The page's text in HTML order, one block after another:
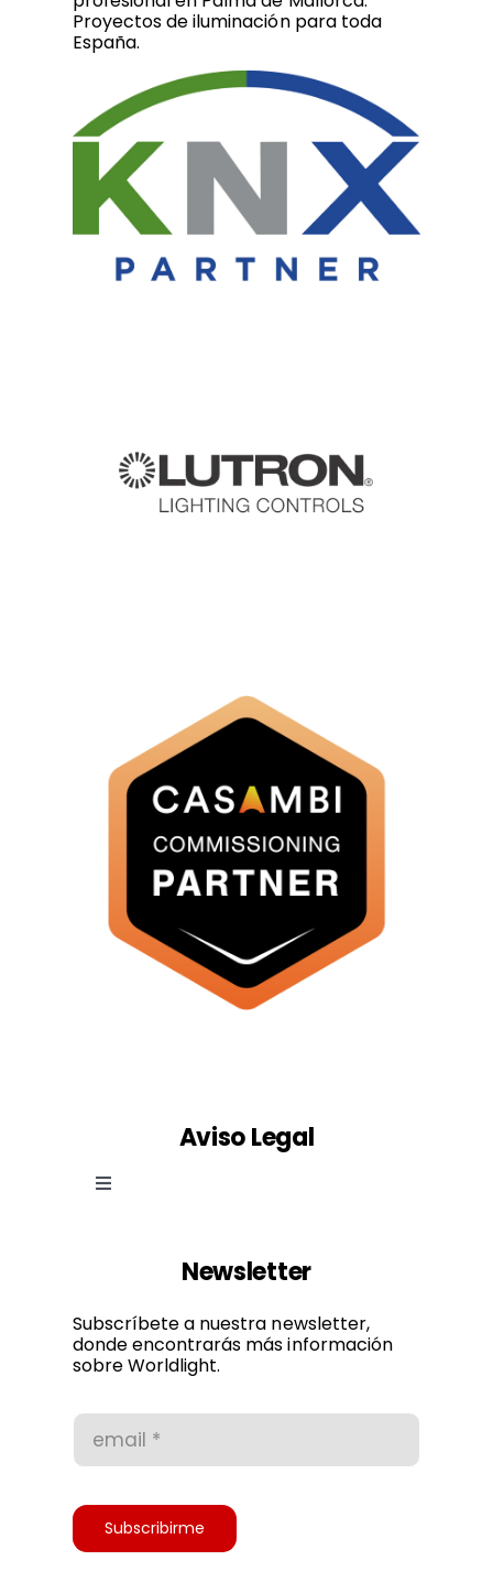
Proyectos de iluminación para toda
España.
Aviso Legal
Toggle
Política de privacidad
Accesibilidad
Newsletter
Subscríbete a nuestra newsletter,
donde encontrarás más información
sobre Worldlight.
Subscribirme